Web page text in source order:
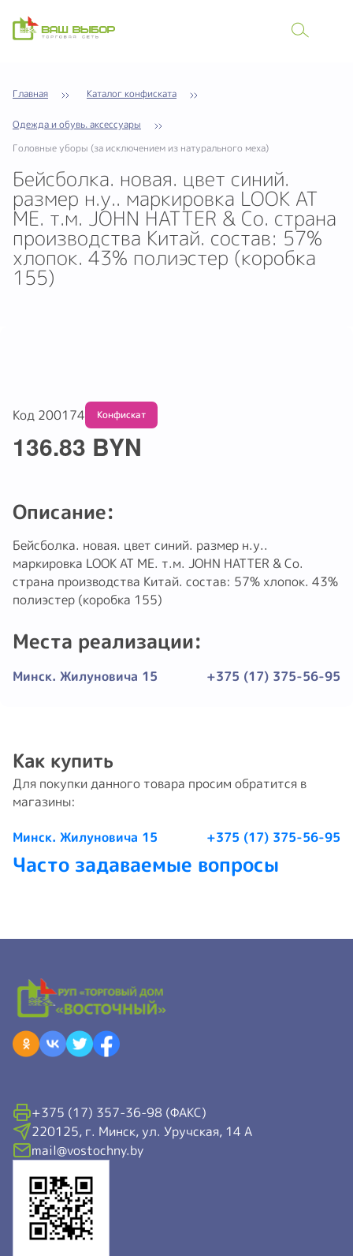
Главная Каталог конфиската
Одежда и обувь. аксессуары
Головные уборы (за исключением из натурального меха)
Бейсболка. новая. цвет синий.
размер н.у.. маркировка LOOK AT
ME. т.м. JOHN HATTER & Co. страна
производства Китай. состав: 57%
хлопок. 43% полиэстер (коробка
155)
Код 200174Обмену и возврату не подлежит
136.83 BYN
Описание:
Бейсболка. новая. цвет синий. размер н.у..
маркировка LOOK AT ME. т.м. JOHN HATTER & Co.
страна производства Китай. состав: 57% хлопок. 43%
полиэстер (коробка 155)
Места реализации:
Минск. Жилуновича 15 +375 (17) 375-56-95
Как купить
Для покупки данного товара просим обратится в
магазины:
Минск. Жилуновича 15 +375 (17) 375-56-95
Часто задаваемые вопросы
+375 (17) 357-36-98 (ФАКС)
220125, г. Минск, ул. Уручская, 14 А
mail@vostochny.by